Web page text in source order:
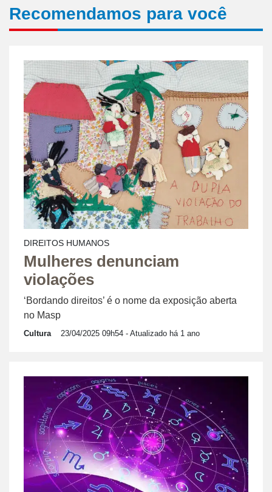
Recomendamos para você
DIREITOS HUMANOS
Mulheres denunciam
violações
‘Bordando direitos’ é o nome da exposição aberta
no Masp
Cultura 23/04/2025 09h54 - Atualizado há 1 ano